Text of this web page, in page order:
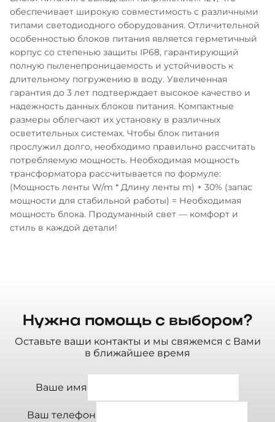
обеспечивает широкую совместимость с различными
типами светодиодного оборудования. Отличительной
особенностью блоков питания является герметичный
корпус со степенью защиты IP68, гарантирующий
полную пыленепроницаемость и устойчивость к
длительному погружению в воду. Увеличенная
гарантия до 3 лет подтверждает высокое качество и
надежность данных блоков питания. Компактные
размеры облегчают их установку в различных
осветительных системах. Чтобы блок питания
прослужил долго, необходимо правильно рассчитать
потребляемую мощность. Необходимая мощность
трансформатора рассчитывается по формуле:
(Мощность ленты W/m * Длину ленты m) + 30% (запас
мощности для стабильной работы) = Необходимая
мощность блока. Продуманный свет — комфорт и
стиль в каждой детали!
Нужна помощь с выбором?
Оставьте ваши контакты и мы свяжемся с Вами
в ближайшее время
Ваше имя
Ваш телефон